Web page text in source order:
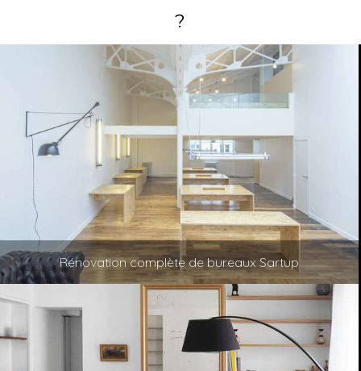
?
Rénovation complète de bureaux Sartup